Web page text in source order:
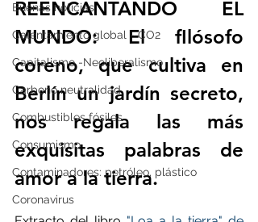
Buenas noticias
Calentamiento global - CO2
Capitalismo -Neoliberalismo
Carbono neutralidad
Combustibles fósiles
Consumismo
Contaminadores: petróleo, plástico
Coronavirus
REENCANTANDO EL
MUNDO: El fIlósofo
coreno, que cultiva en
Berlín un jardín secreto,
nos regala las más
exquisitas palabras de
amor a la tierra.